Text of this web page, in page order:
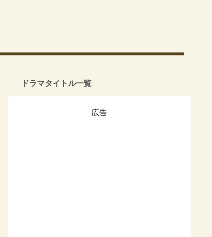
ドラマタイトル一覧
広告